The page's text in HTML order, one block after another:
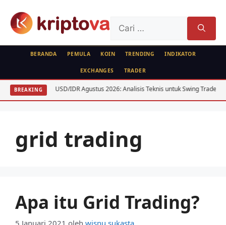
untuk:
BERANDA PEMULA KOIN TRENDING INDIKATOR
EXCHANGES TRADER
BREAKINGUSD/IDR Agustus 2026: Analisis Teknis untuk Swing Trader
grid trading
Apa itu Grid Trading?
5 Januari 2021 oleh wisnu sukasta